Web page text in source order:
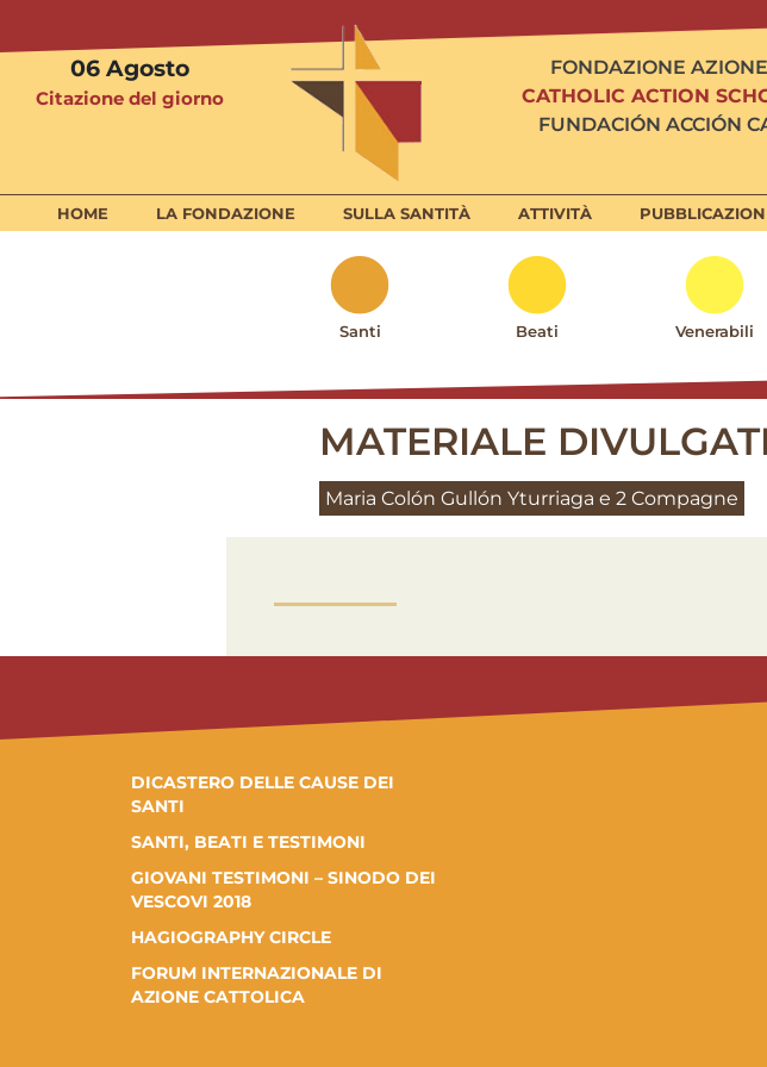
06 Agosto
Citazione del giorno
FONDAZIONE
CATHOLIC ACTION
FUNDACIÓN ACCIÓN
HOME LA FONDAZIONE SULLA SANTITÀ ATTIVITÀ
Santi Beati Venerabili
MATERIALE
Maria Colón Gullón Yturriaga e 2 Compagne
DICASTERO DELLE CAUSE DEI
SANTI
SANTI, BEATI E TESTIMONI
GIOVANI TESTIMONI – SINODO DEI
VESCOVI 2018
HAGIOGRAPHY CIRCLE
FORUM INTERNAZIONALE DI
AZIONE CATTOLICA